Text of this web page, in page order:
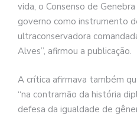
vida, o Consenso de
governo como instrumento
ultraconservadora
Alves”, afirmou a publicação.
A crítica afirmava também
“na contramão da história
defesa da igualdade de